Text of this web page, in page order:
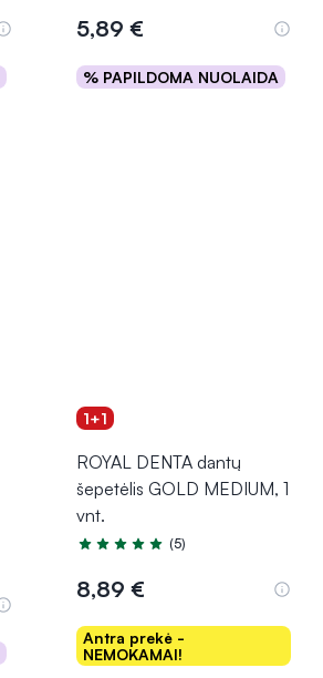
5,89 €
% PAPILDOMA NUOLAIDA
Į krepšelį
1+1
ROYAL DENTA dantų
šepetėlis GOLD MEDIUM, 1
vnt.
Įvertinimas 4.6 iš 5
(5)
8,89 €
Antra prekė -
NEMOKAMAI!
Į krepšelį